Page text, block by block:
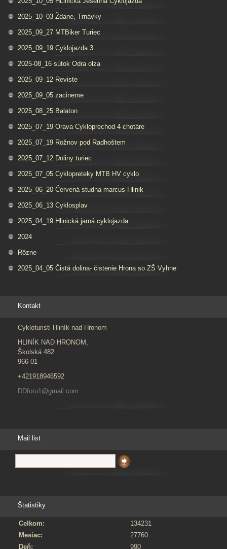
2025_10_03 Ždane, Trnávky
2025_09_27 MTBiker Turiec
2025_09_19 Cyklojazda 3
2025-08_16 sútok Odra olza
2025_09_12 Reviste
2025_09_05 zacineme
2025_08_25 Balaton
2025_07_19 Orava Cykloprechod 4 chotáre
2025_07_19 Rožnov pod Radhoštem
2025_07_12 Doliny turiec
2025_07_05 Cyklopreteky MTB HV cyklo
2025_06_20 Červená studna-marcus-Hlinik
2025_06_13 Cyklosplav
2025_04_19 Hlinická jarná cyklojazda
2024
Rôzne
2025_04_05 Čistá dolina- čistenie Hrona so ZŠ Vyhne
Kontakt
Cykloturisti Hliník nad Hronom
HLINÍK NAD HRONOM,
Školská 482
966 01
+421918946592
DDfoto1@gmail.com
Mail list
Štatistiky
Celkom:
134231
Mesiac:
27760
Deň:
990